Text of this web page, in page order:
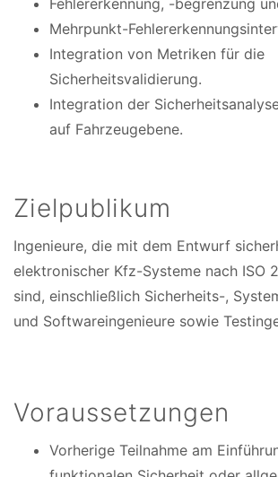
Fehlererkennung, -begrenzung
Mehrpunkt-
Integration von Metriken für die
Sicherheitsvalidierung.
Integration der
auf Fahrzeugebene.
Zielpublikum
Ingenieure, die mit dem Entwurf
elektronischer Kfz-Systeme nach ISO
sind, einschließlich Sicherheits-,
und Softwareingenieure sowie
Voraussetzungen
Vorherige Teilnahme am